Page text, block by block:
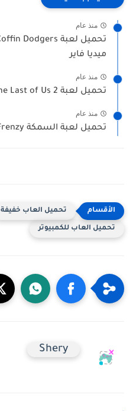
منذ عام
ميديا فاير
منذ عام
تحميل لعبة The Last of Us 2 للكمبيوتر برابط مباشر
منذ عام
تحميل لعبة السمكة Feeding Frenzy للكمبيوتر مضغوطة
تحميل العاب خفيفة
تحميل العاب للكمبيوتر
Shery